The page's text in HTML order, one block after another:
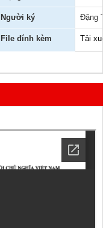
Người ký Đặng
File đính kèm Tải